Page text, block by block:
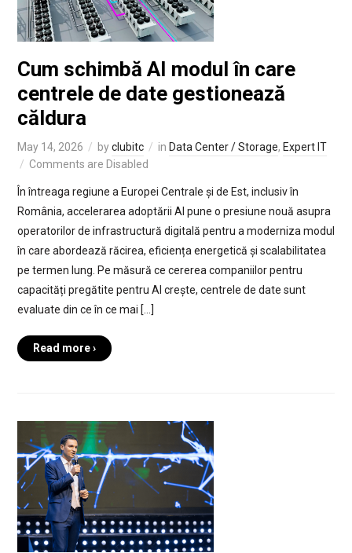
Cum schimbă AI modul în care
centrele de date gestionează
căldura
May 14, 2026 byclubitc in Data Center / Storage, Expert IT
Comments are Disabled
În întreaga regiune a Europei Centrale și de Est, inclusiv în
România, accelerarea adoptării AI pune o presiune nouă asupra
operatorilor de infrastructură digitală pentru a moderniza modul
în care abordează răcirea, eficiența energetică și scalabilitatea
pe termen lung. Pe măsură ce cererea companiilor pentru
capacități pregătite pentru AI crește, centrele de date sunt
evaluate din ce în ce mai […]
Read more ›